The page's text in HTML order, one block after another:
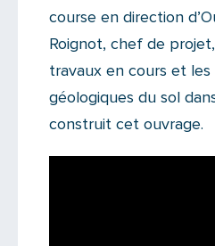
course en direction
Roignot, chef de
travaux en cours et
géologiques du sol
construit cet ouvrage.